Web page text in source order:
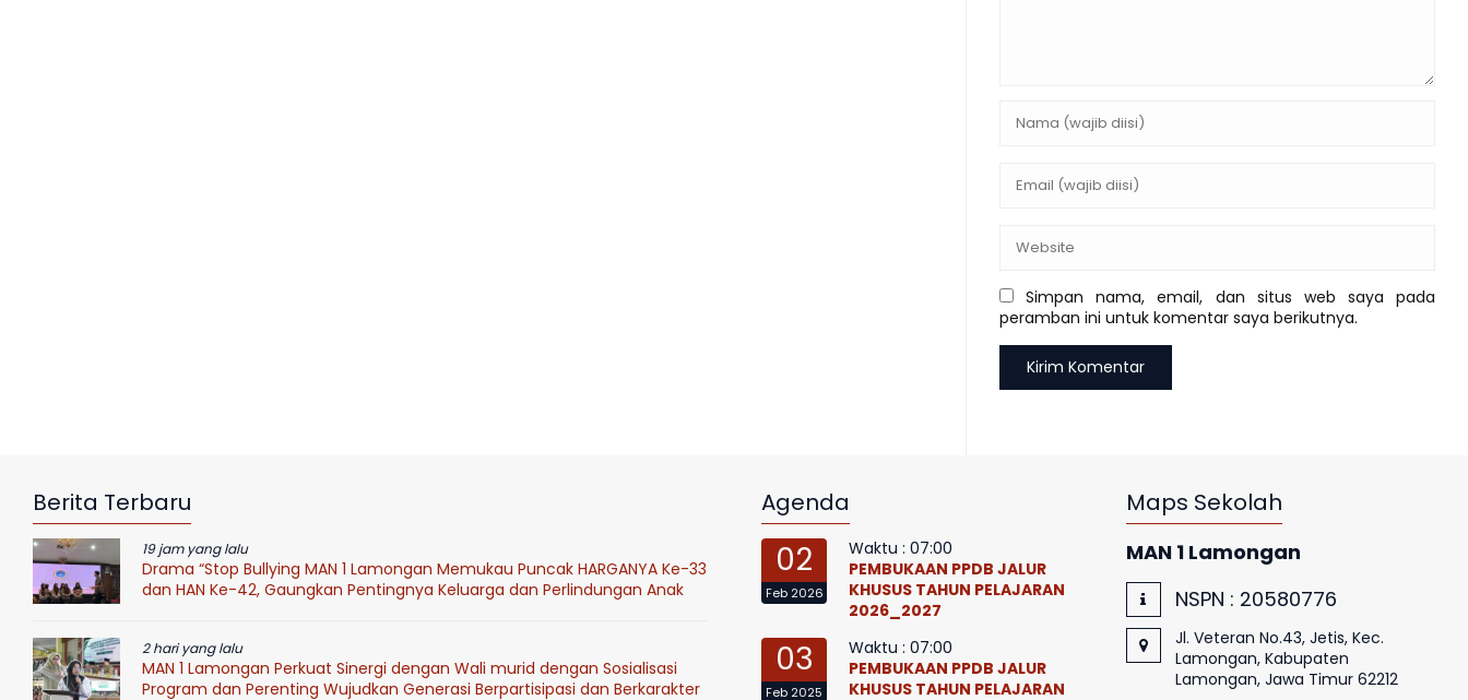
Simpan nama, email, dan situs web saya pada
peramban ini untuk komentar saya berikutnya.
Berita Terbaru
19 jam yang lalu
Drama “Stop Bullying MAN 1 Lamongan Memukau Puncak HARGANYA Ke-33
dan HAN Ke-42, Gaungkan Pentingnya Keluarga dan Perlindungan Anak
2 hari yang lalu
MAN 1 Lamongan Perkuat Sinergi dengan Wali murid dengan Sosialisasi
Program dan Perenting Wujudkan Generasi Berpartisipasi dan Berkarakter
Agenda
02
Feb 2026
Waktu : 07:00
PEMBUKAAN PPDB JALUR
KHUSUS TAHUN PELAJARAN
2026_2027
03
Feb 2025
Waktu : 07:00
PEMBUKAAN PPDB JALUR
KHUSUS TAHUN PELAJARAN
Maps Sekolah
MAN 1 Lamongan
NSPN : 20580776
Jl. Veteran No.43, Jetis, Kec.
Lamongan, Kabupaten
Lamongan, Jawa Timur 62212